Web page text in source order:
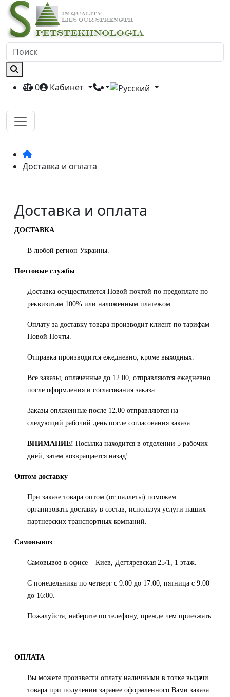
0 Кабинет
Доставка и оплата
Доставка и оплата
ДОСТАВКА
В любой регион Украины.
Почтовые службы
Доставка осуществляется Новой почтой по предоплате по
реквизитам 100% или наложенным платежом.
Оплату за доставку товара производит клиент по тарифам
Новой Почты.
Отправка производится ежедневно, кроме выходных.
Все заказы, оплаченные до 12.00, отправляются ежедневно
после оформления и согласования заказа.
Заказы оплаченные после 12.00 отправляются на
следующий рабочий день после согласования заказа.
ВНИМАНИЕ! Посылка находится в отделении 5 рабочих
дней, затем возвращается назад!
Оптом доставку
При заказе товара оптом (от паллеты) поможем
организовать доставку в состав, используя услуги наших
партнерских транспортных компаний.
Самовывоз
Самовывоз в офисе – Киев, Дегтяревская 25/1, 1 этаж.
С понедельника по четверг с 9:00 до 17:00, пятница с 9:00
до 16:00.
Пожалуйста, наберите по телефону, прежде чем приезжать.
ОПЛАТА
Вы можете произвести оплату наличными в точке выдачи
товара при получении заранее оформленного Вами заказа.